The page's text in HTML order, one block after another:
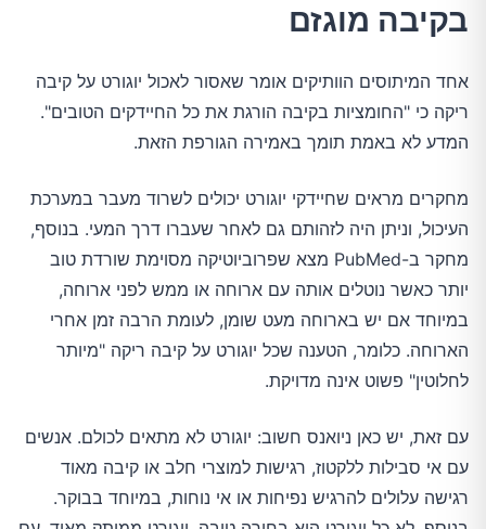
בקיבה מוגזם
אחד המיתוסים הוותיקים אומר שאסור לאכול יוגורט על קיבה
ריקה כי "החומציות בקיבה הורגת את כל החיידקים הטובים".
המדע לא באמת תומך באמירה הגורפת הזאת.
מחקרים מראים שחיידקי יוגורט יכולים לשרוד מעבר במערכת
העיכול, וניתן היה לזהותם גם לאחר שעברו דרך המעי. בנוסף,
מחקר ב-PubMed מצא שפרוביוטיקה מסוימת שורדת טוב
יותר כאשר נוטלים אותה עם ארוחה או ממש לפני ארוחה,
במיוחד אם יש בארוחה מעט שומן, לעומת הרבה זמן אחרי
הארוחה. כלומר, הטענה שכל יוגורט על קיבה ריקה "מיותר
לחלוטין" פשוט אינה מדויקת.
עם זאת, יש כאן ניואנס חשוב: יוגורט לא מתאים לכולם. אנשים
עם אי סבילות ללקטוז, רגישות למוצרי חלב או קיבה מאוד
רגישה עלולים להרגיש נפיחות או אי נוחות, במיוחד בבוקר.